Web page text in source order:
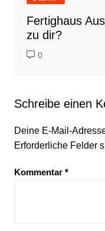
Fertighaus
zu dir?
0
Schreibe einen
Deine E-Mail-
Erforderliche Felder
Kommentar *